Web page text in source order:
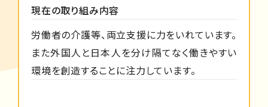
現在の取り組み内容
労働者の介護等、両立支援に力をいれています。
また外国人と日本人を分け隔てなく働きやすい
環境を創造することに注力しています。